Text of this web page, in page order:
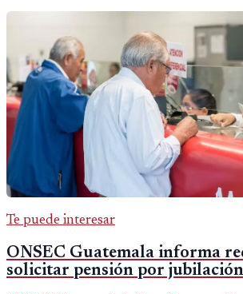
Te puede interesar
ONSEC Guatemala informa
solicitar pensión por